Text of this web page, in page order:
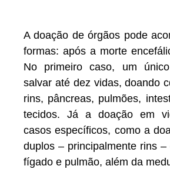
A doação de órgãos pode
formas: após a morte
No primeiro caso, um
salvar até dez vidas, doando
rins, pâncreas, pulmões,
tecidos. Já a doação em
casos específicos, como a
duplos – principalmente rins
fígado e pulmão, além da